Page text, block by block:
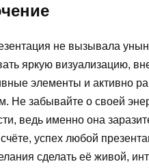
не вызывала
яркую визуализацию,
элементы и активно
Не забывайте о своей
ведь именно она
успех любой
сделать её живой,